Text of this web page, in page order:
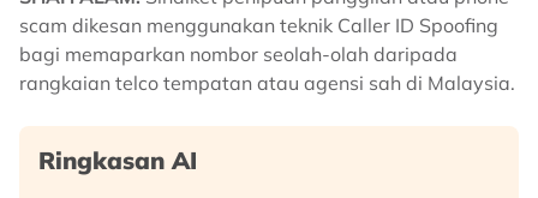
scam dikesan menggunakan teknik Caller ID Spoofing
bagi memaparkan nombor seolah-olah daripada
rangkaian telco tempatan atau agensi sah di Malaysia.
Ringkasan AI